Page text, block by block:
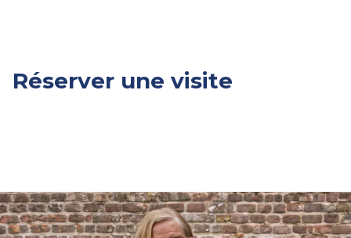
Réserver une visite